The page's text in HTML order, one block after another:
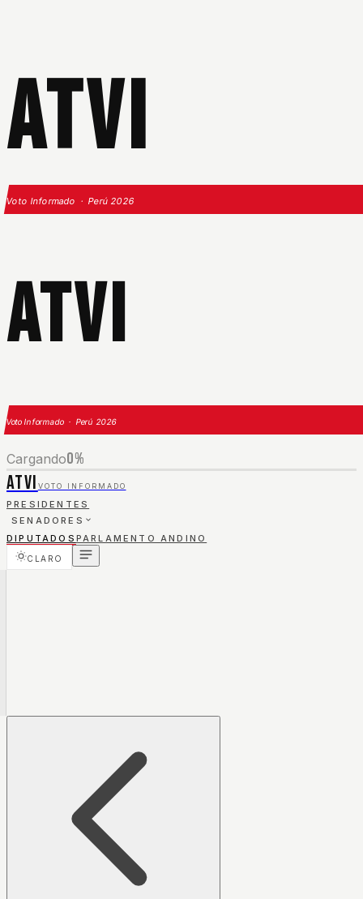
ATVI
Voto Informado · Perú 2026
ATVI
Voto Informado · Perú 2026
Cargando0%
ATVI VOTO INFORMADO
PRESIDENTES
SENADORES
DIPUTADOS PARLAMENTO ANDINO
CLARO